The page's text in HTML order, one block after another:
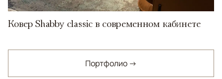
Ковер Shabby classic в современном кабинете
Портфолио →